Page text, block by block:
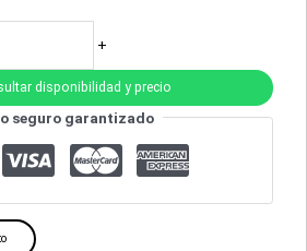
+
disponibilidad y precio
seguro garantizado